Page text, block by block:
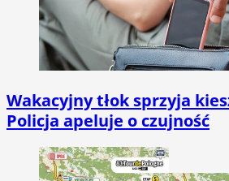
Wakacyjny tłok sprzyja
Policja apeluje o czujność